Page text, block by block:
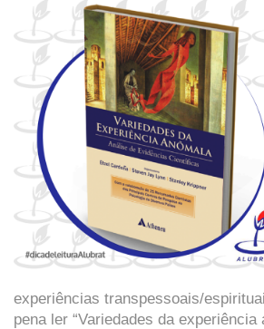
experiências transpessoais/
pena ler “Variedades da experiência